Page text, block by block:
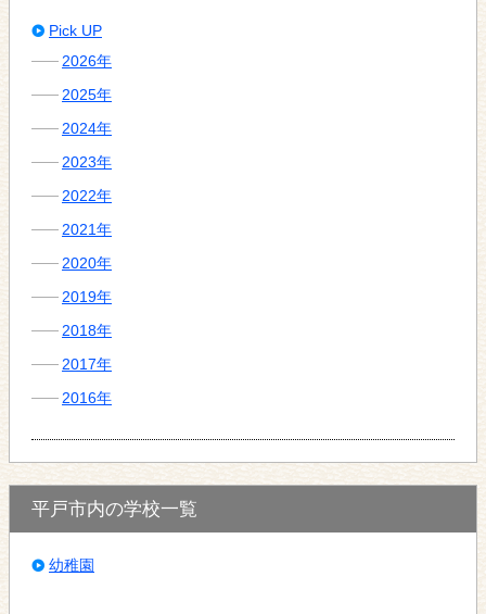
Pick UP
2026年
2025年
2024年
2023年
2022年
2021年
2020年
2019年
2018年
2017年
2016年
平戸市内の学校一覧
幼稚園